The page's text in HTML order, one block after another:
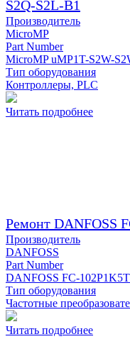
S2Q-S2L-B1
Производитель
MicroMP
Part Number
MicroMP uMP1T-S2W-
Тип оборудования
Контроллеры, PLC
Читать подробнее
Ремонт DANFOSS
Производитель
DANFOSS
Part Number
DANFOSS FC-
Тип оборудования
Частотные
Читать подробнее